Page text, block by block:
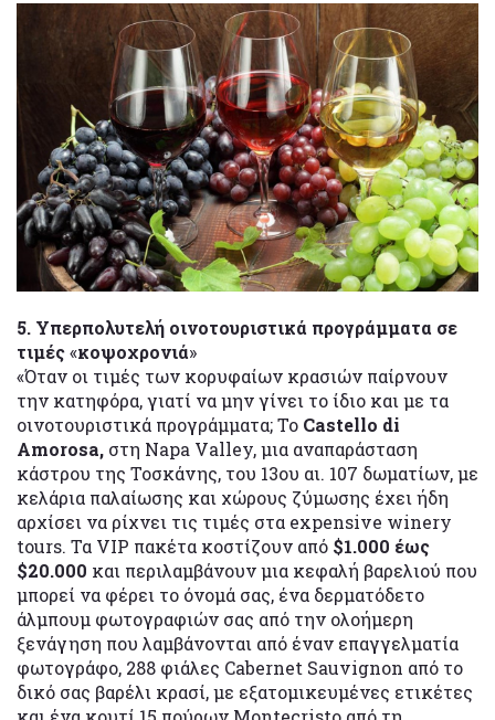
5. Υπερπολυτελή οινοτουριστικά προγράμματα σε
τιμές«κοψοχρονιά»
«Όταν οι τιμές των κορυφαίων κρασιών παίρνουν
την κατηφόρα, γιατί να μην γίνει το ίδιο και με τα
οινοτουριστικά προγράμματα; Το Castello di
Amorosa, στη Napa Valley, μια αναπαράσταση
κάστρου της Τοσκάνης, του 13ου αι. 107 δωματίων, με
κελάρια παλαίωσης και χώρους ζύμωσης έχει ήδη
αρχίσει να ρίχνει τις τιμές στα expensive winery
tours. Τα VIP πακέτα κοστίζουν από $1.000 έως
$20.000 και περιλαμβάνουν μια κεφαλή βαρελιού που
μπορεί να φέρει το όνομά σας, ένα δερματόδετο
άλμπουμ φωτογραφιών σας από την ολοήμερη
ξενάγηση που λαμβάνονται από έναν επαγγελματία
φωτογράφο, 288 φιάλες Cabernet Sauvignon από το
δικό σας βαρέλι κρασί, με εξατομικευμένες ετικέτες